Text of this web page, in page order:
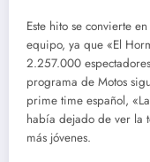
Este hito se convierte
equipo, ya que «El
2.257.000
programa de Motos
prime time español,
había dejado de ver la
más jóvenes.